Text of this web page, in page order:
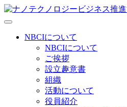
NBCIについて
NBCIについて
ご挨拶
設立趣意書
組織
活動について
役員紹介